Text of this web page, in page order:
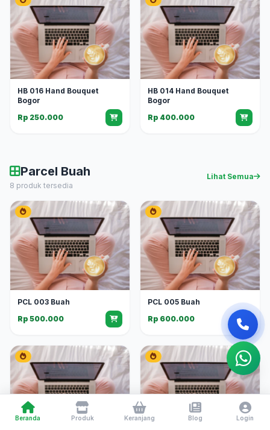
HB 016 Hand Bouquet
Bogor
Rp 250.000
HB 014 Hand Bouquet
Bogor
Rp 400.000
Parcel Buah
8 produk tersedia
Lihat Semua
PCL 003 Buah
Rp 500.000
PCL 005 Buah
Rp 600.000
Beranda Produk Keranjang Blog Login